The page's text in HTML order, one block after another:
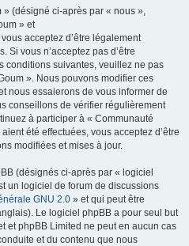
» (désigné ci-après par « nous »,
» et
acceptez d’être légalement
Si vous n’acceptez pas d’être
conditions suivantes, veuillez ne pas
». Nous pouvons modifier ces
nous essaierons de vous informer de
conseillons de vérifier régulièrement
à participer à « Communauté
été effectuées, vous acceptez d’être
modifiées et mises à jour.
(désignés ci-après par « logiciel
un logiciel de forum de discussions
GNU 2.0 » et qui peut être
Le logiciel phpBB a pour seul but
et phpBB Limited ne peut en aucun cas
et du contenu que nous